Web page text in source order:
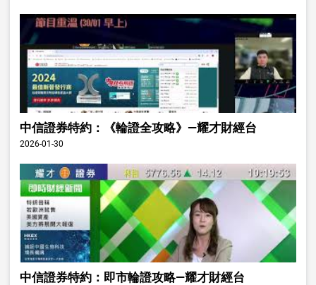
中信證券特約：《輪證全攻略》—耀才財經台
2026-01-30
中信證券特約：即市輪證攻略—耀才財經台